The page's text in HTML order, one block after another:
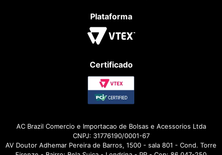
Plataforma
Certificado
AC Brazil Comercio e Importacao de Bolsas e Acessorios Ltda
CNPJ: 31776190/0001-67
AV Doutor Adhemar Pereira de Barros, 1500 - sala 801 - Cond. Torre